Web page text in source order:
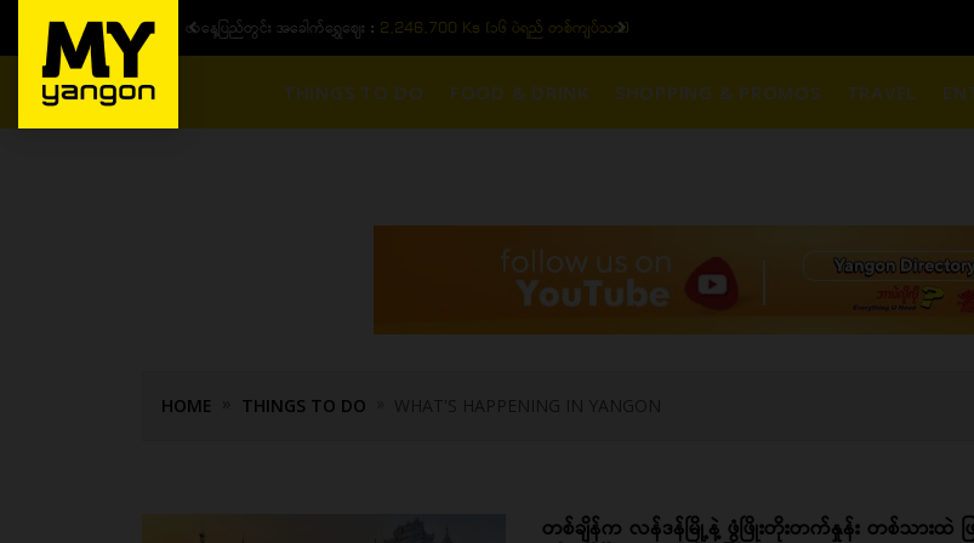
ယနေ့ပြည်တွင်း အခေါက်ရွှေဈေး : 2,246,700 Ks (၁၆ ပဲရည် တစ်ကျပ်သား)
THINGS TO DO FOOD & DRINK SHOPPING & PROMOS TRAVEL
HOME THINGS TO DO WHAT'S HAPPENING IN YANGON
တစ်ချိန်က လန်ဒန်မြို့နဲ့ ဖွံဖြိုးတိုးတက်နှုန်း တစ်သားထဲ